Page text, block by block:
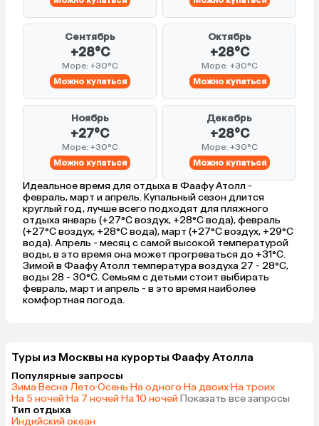
Сентябрь
+28°C
Море: +30°C
Можно купаться
Октябрь
+28°C
Море: +30°C
Можно купаться
Ноябрь
+27°C
Море: +30°C
Можно купаться
Декабрь
+28°C
Море: +30°C
Можно купаться
Идеальное время для отдыха в Фаафу Атолл -
февраль, март и апрель. Купальный сезон длится
круглый год, лучше всего подходят для пляжного
отдыха январь (+27°C воздух, +28°C вода), февраль
(+27°C воздух, +28°C вода), март (+27°C воздух, +29°C
вода). Апрель - месяц с самой высокой температурой
воды, в это время она может прогреваться до +31°C.
Зимой в Фаафу Атолл температура воздуха 27 - 28°C,
воды 28 - 30°C. Семьям с детьми стоит выбирать
февраль, март и апрель - в это время наиболее
комфортная погода.
Туры из Москвы на курорты Фаафу Атолла
Популярные запросы
Зима·Весна·Лето·Осень·На одного·На двоих·На троих·
На 5 ночей·На 7 ночей·На 10 ночей·Показать все запросы
Тип отдыха
Индийский океан